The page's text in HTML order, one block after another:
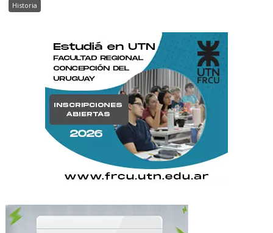
Historia